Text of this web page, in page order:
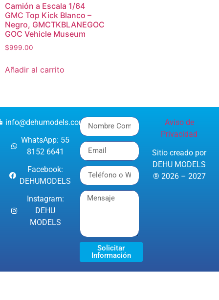
Camión a Escala 1/64
GMC Top Kick Blanco –
Negro, GMCTKBLANEGOC
GOC Vehicle Museum
$999.00
Añadir al carrito
info@dehumodels.com
WhatsApp: 55
8152 6641
Facebook:
DEHUMODELS
Instagram:
DEHU
MODELS
Solicitar
Información
Aviso de
Privacidad
Sitio creado por
DEHU MODELS
® 2026 – 2027